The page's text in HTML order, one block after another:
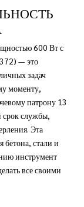
600 Вт с
— это
задач
моменту,
патрону 13
срок службы,
Эта
бетона, стали и
инструмент
все своими